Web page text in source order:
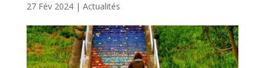
27 Fév 2024| Actualités